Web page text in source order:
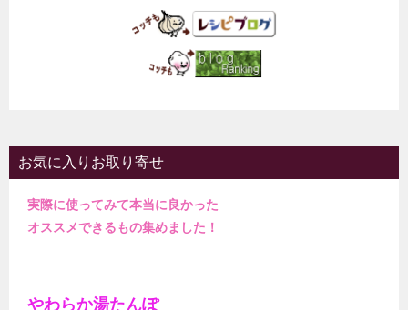
お気に入りお取り寄せ
実際に使ってみて本当に良かった
オススメできるもの集めました！
やわらか湯たんぽ